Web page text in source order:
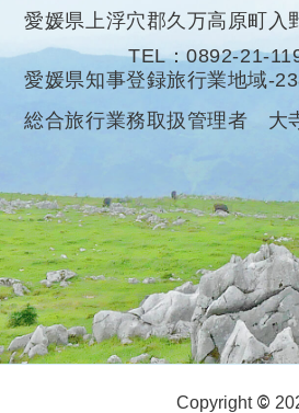
愛媛県上浮穴郡久万高原町入
TEL
0892-21-
愛媛県知事登録旅行業地域-
総合旅行業務取扱管理者 大
Copyright ©